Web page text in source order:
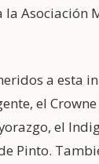
la Asociación
a esta
el
el
Pinto.